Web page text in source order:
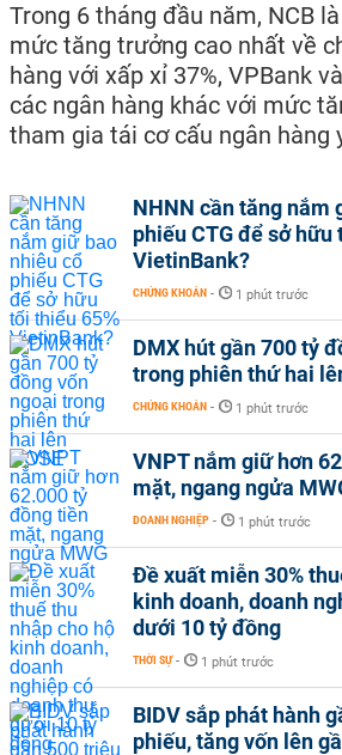
Trong 6 tháng đầu năm, NCB
mức tăng trưởng cao nhất về
hàng với xấp xỉ 37%, VPBank
các ngân hàng khác với mức
tham gia tái cơ cấu ngân hàng
NHNN cần tăng nắm
phiếu CTG để sở hữu
VietinBank?
CHỨNG KHOÁN - 1 phút trước
DMX hút gần 700 tỷ
trong phiên thứ hai
CHỨNG KHOÁN - 1 phút trước
VNPT nắm giữ hơn
mặt, ngang ngửa
DOANH NGHIỆP - 1 phút trước
Đề xuất miễn 30%
kinh doanh, doanh
dưới 10 tỷ đồng
THỜI SỰ - 1 phút trước
BIDV sắp phát hành
phiếu, tăng vốn lên